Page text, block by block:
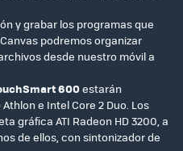
y grabar los programas que
podremos organizar
desde nuestro móvil a
600estarán
e Intel Core 2 Duo. Los
gráfica ATI Radeon HD 3200, a
de ellos, con sintonizador de